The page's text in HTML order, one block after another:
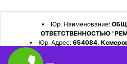
Юр. Наименование:
ОТВЕТСТВЕННОСТЬЮ
Юр. Адрес: 654084,
р-н Орджоникидзевский,